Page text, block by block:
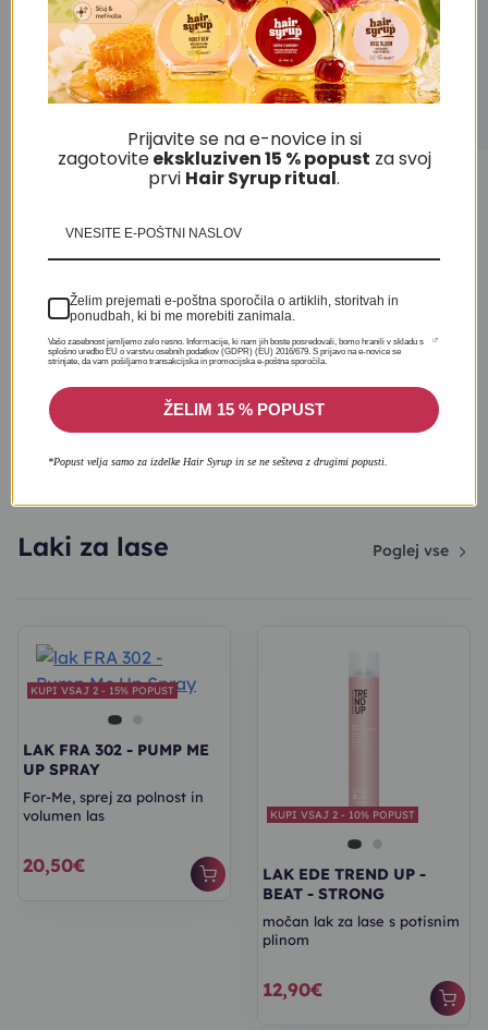
Predstavitveni video linije Framesi For-Me:
(BFCM)(FIGGLA)
Laki za lase Poglej vse
KUPI VSAJ 2 - 15% POPUST
LAK FRA 302 - PUMP ME
UP SPRAY
For-Me, sprej za polnost in
volumen las
20,50€
KUPI VSAJ 2 - 10% POPUST
LAK EDE TREND UP -
BEAT - STRONG
močan lak za lase s potisnim
plinom
12,90€
Prijavite se na e-novice in si
zagotoviteekskluziven 15 % popust za svoj
prvi Hair Syrup ritual.
Želim prejemati e-poštna sporočila o artiklih, storitvah in
ponudbah, ki bi me morebiti zanimala.
Vašo zasebnost jemljemo zelo resno. Informacije, ki nam jih boste posredovali, bomo hranili v skladu s
splošno uredbo EU o varstvu osebnih podatkov (GDPR) (EU) 2016/679. S prijavo na e-novice se
strinjate, da vam pošiljamo transakcijska in promocijska e-poštna sporočila.
ŽELIM 15 % POPUST
*Popust velja samo za izdelke Hair Syrup in se ne sešteva z drugimi popusti.